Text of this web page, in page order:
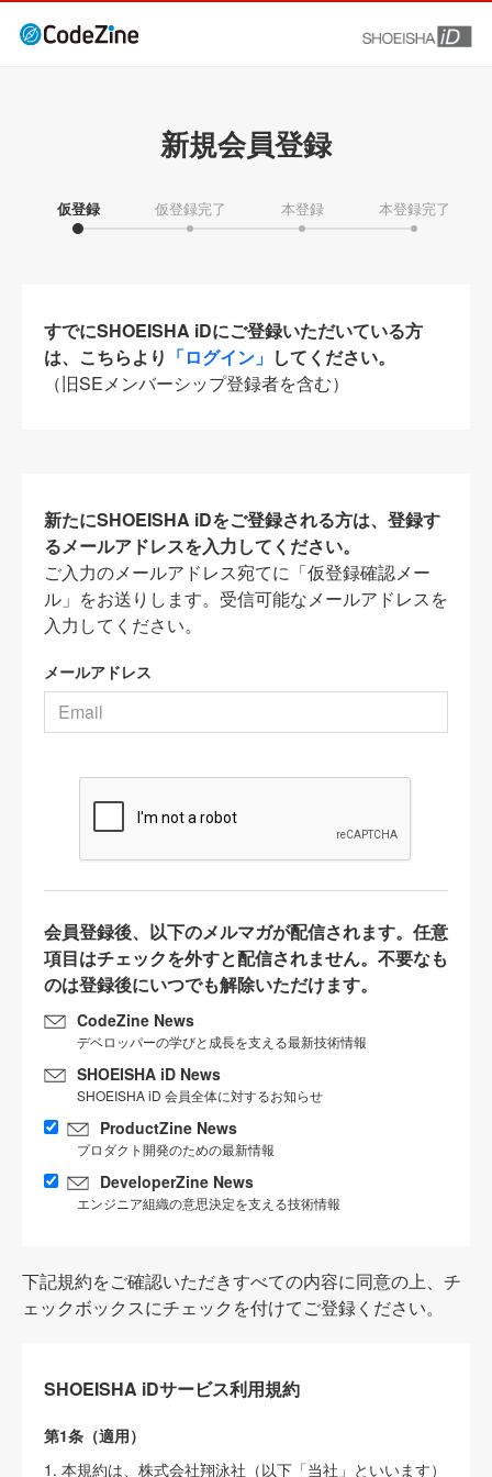
新規会員登録
仮登録 仮登録完了 本登録 本登録完了
すでにSHOEISHA iDにご登録いただいている方
は、こちらより 「ログイン」 してください。
（旧SEメンバーシップ登録者を含む）
新たにSHOEISHA iDをご登録される方は、登録す
るメールアドレスを入力してください。
ご入力のメールアドレス宛てに「仮登録確認メー
ル」をお送りします。受信可能なメールアドレスを
入力してください。
メールアドレス
会員登録後、以下のメルマガが配信されます。任意
項目はチェックを外すと配信されません。不要なも
のは登録後にいつでも解除いただけます。
CodeZine News
デベロッパーの学びと成長を支える最新技術情報
SHOEISHA iD News
SHOEISHA iD 会員全体に対するお知らせ
ProductZine News
プロダクト開発のための最新情報
DeveloperZine News
エンジニア組織の意思決定を支える技術情報
下記規約をご確認いただきすべての内容に同意の上、チ
ェックボックスにチェックを付けてご登録ください。
SHOEISHA iDサービス利用規約
第1条（適用）
1. 本規約は、株式会社翔泳社（以下「当社」といいます）